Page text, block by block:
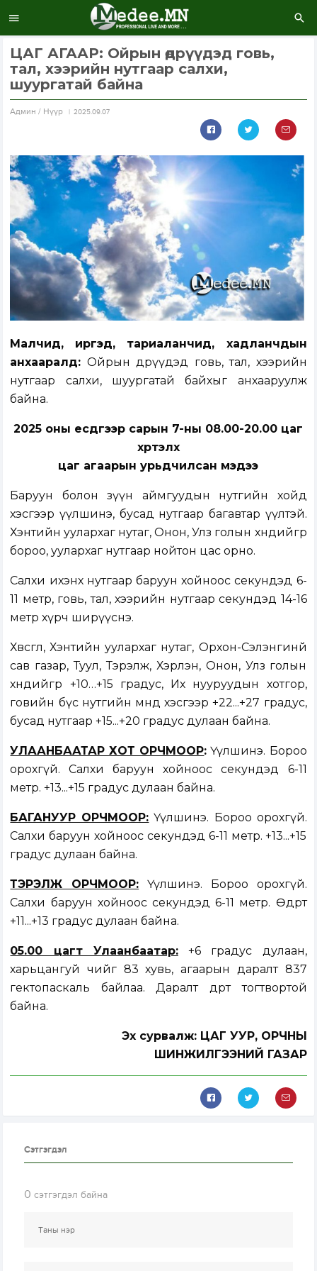
ЦАГ АГААР: Ойрын өдрүүдэд говь,
тал, хээрийн нутгаар салхи,
шуургатай байна
Aдмин / Нүүр 2025.09.07
Малчид, иргэд, тариаланчид, хадланчдын
анхааралд: Ойрын өдрүүдэд говь, тал, хээрийн
нутгаар салхи, шуургатай байхыг анхааруулж
байна.
2025 оны есдүгээр сарын 7-ны 08.00-20.00 цаг
хүртэлх
цаг агаарын урьдчилсан мэдээ
Баруун болон зүүн аймгуудын нутгийн хойд
хэсгээр үүлшинэ, бусад нутгаар багавтар үүлтэй.
Хэнтийн уулархаг нутаг, Онон, Улз голын хөндийгөөр
бороо, уулархаг нутгаар нойтон цас орно.
Салхи ихэнх нутгаар баруун хойноос секундэд 6-
11 метр, говь, тал, хээрийн нутгаар секундэд 14-16
метр хүрч ширүүснэ.
Хөвсгөл, Хэнтийн уулархаг нутаг, Орхон-Сэлэнгинй
сав газар, Туул, Тэрэлж, Хэрлэн, Онон, Улз голын
хөндийгөөр +10…+15 градус, Их нууруудын хотгор,
говийн бүс нутгийн өмнөд хэсгээр +22...+27 градус,
бусад нутгаар +15...+20 градус дулаан байна.
УЛААНБААТАР ХОТ ОРЧМООР: Үүлшинэ. Бороо
орохгүй. Салхи баруун хойноос секундэд 6-11
метр. +13...+15 градус дулаан байна.
БАГАНУУР ОРЧМООР: Үүлшинэ. Бороо орохгүй.
Салхи баруун хойноос секундэд 6-11 метр. +13...+15
градус дулаан байна.
ТЭРЭЛЖ ОРЧМООР: Үүлшинэ. Бороо орохгүй.
Салхи баруун хойноос секундэд 6-11 метр. Өдөртөө
+11...+13 градус дулаан байна.
05.00 цагт Улаанбаатар:+6 градус дулаан,
харьцангуй чийг 83 хувь, агаарын даралт 837
гектопаскаль байлаа. Даралт өдөртөө тогтвортой
байна.
Эх сурвалж: ЦАГ УУР, ОРЧНЫ
ШИНЖИЛГЭЭНИЙ ГАЗАР
Сэтгэгдэл
0 сэтгэгдэл байна